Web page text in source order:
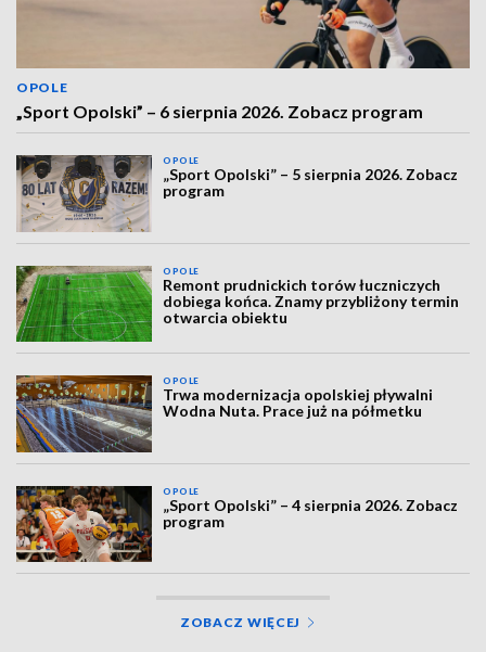
OPOLE
„Sport Opolski” – 6 sierpnia 2026. Zobacz program
OPOLE
„Sport Opolski” – 5 sierpnia 2026. Zobacz
program
OPOLE
Remont prudnickich torów łuczniczych
dobiega końca. Znamy przybliżony termin
otwarcia obiektu
OPOLE
Trwa modernizacja opolskiej pływalni
Wodna Nuta. Prace już na półmetku
OPOLE
„Sport Opolski” – 4 sierpnia 2026. Zobacz
program
ZOBACZ WIĘCEJ